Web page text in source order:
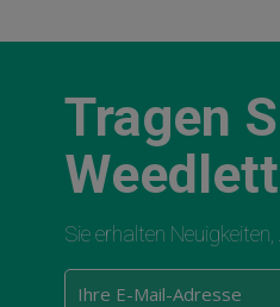
Tragen
Sie erhalten